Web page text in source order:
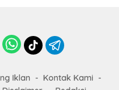
Iklan
Kontak Kami